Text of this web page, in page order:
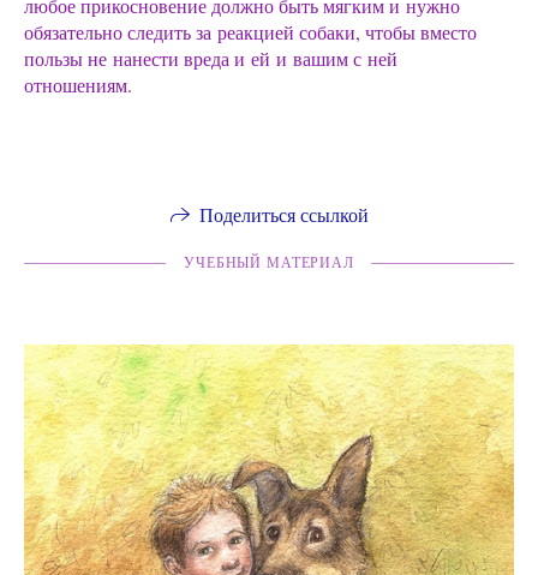
любое прикосновение должно быть мягким и нужно
обязательно следить за реакцией собаки, чтобы вместо
пользы не нанести вреда и ей и вашим с ней
отношениям.
Поделиться ссылкой
УЧЕБНЫЙ МАТЕРИАЛ